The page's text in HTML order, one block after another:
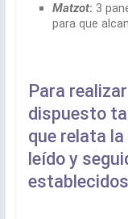
Matzot: 3
para que
Para
dispuesto
que relata
leído y